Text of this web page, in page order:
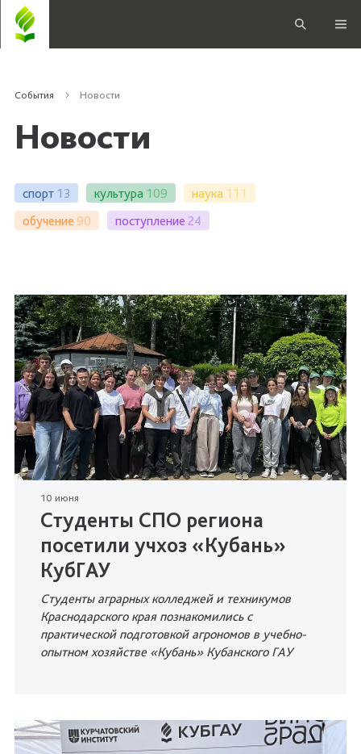
События Новости
Новости
спорт 13 культура 109 наука 111
обучение 90 поступление 24
10 июня
Студенты СПО региона
посетили учхоз «Кубань»
КубГАУ
Студенты аграрных колледжей и техникумов
Краснодарского края познакомились с
практической подготовкой агрономов в учебно-
опытном хозяйстве «Кубань» Кубанского ГАУ